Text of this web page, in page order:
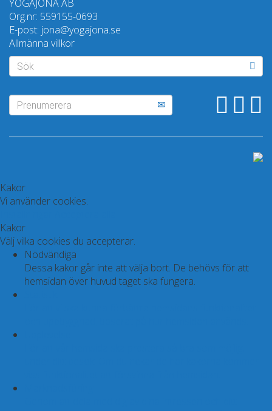
YOGAJONA AB
Org.nr: 559155-0693
E-post: jona@yogajona.se
Allmänna villkor
Sök
Prenumerera
Kakor
Vi använder cookies.
Kakor
Välj vilka cookies du accepterar.
Nödvändiga
Dessa kakor går inte att välja bort. De behövs för att
hemsidan över huvud taget ska fungera.